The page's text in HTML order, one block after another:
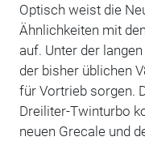
Optisch weist die
Ähnlichkeiten mit
auf. Unter der
der bisher üblichen
für Vortrieb sorgen.
Dreiliter-Twinturbo
neuen Grecale und